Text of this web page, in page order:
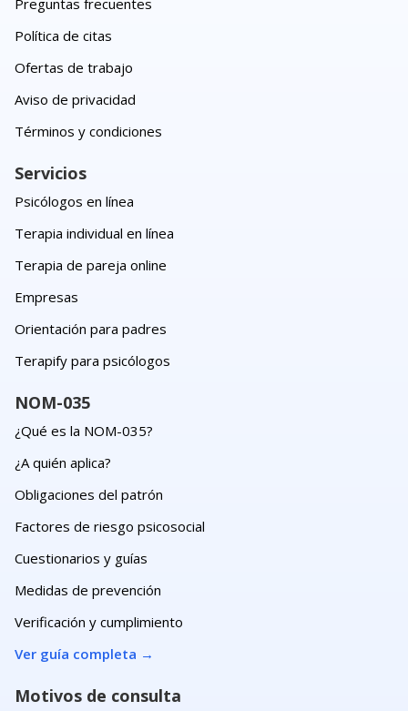
Preguntas frecuentes
Política de citas
Ofertas de trabajo
Aviso de privacidad
Términos y condiciones
Servicios
Psicólogos en línea
Terapia individual en línea
Terapia de pareja online
Empresas
Orientación para padres
Terapify para psicólogos
NOM-035
¿Qué es la NOM-035?
¿A quién aplica?
Obligaciones del patrón
Factores de riesgo psicosocial
Cuestionarios y guías
Medidas de prevención
Verificación y cumplimiento
Ver guía completa →
Motivos de consulta